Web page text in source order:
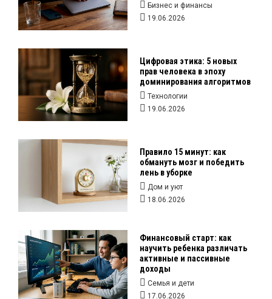
Бизнес и финансы
19.06.2026
Цифровая этика: 5 новых
прав человека в эпоху
доминирования алгоритмов
Технологии
19.06.2026
Правило 15 минут: как
обмануть мозг и победить
лень в уборке
Дом и уют
18.06.2026
Финансовый старт: как
научить ребенка различать
активные и пассивные
доходы
Семья и дети
17.06.2026